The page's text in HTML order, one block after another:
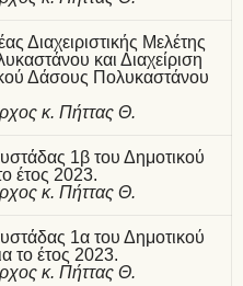
Διαχειριστικής Μελέτης
και Διαχείριση
Δάσους Πολυκαστάνου
κ. Πήττας Θ.
1β του Δημοτικού
έτος 2023.
κ. Πήττας Θ.
1α του Δημοτικού
το έτος 2023.
κ. Πήττας Θ.